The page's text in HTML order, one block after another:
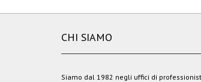
CHI SIAMO
Siamo dal 1982 negli uffici di